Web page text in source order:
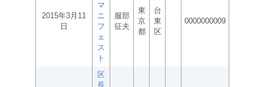
2015年3月11
日
マ
ニ
フ
ェ
ス
ト
服部
征夫
東
京
都
台
東
区
0000000009
区
長